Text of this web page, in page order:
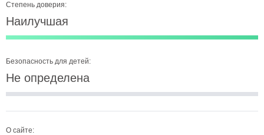
Степень доверия:
Наилучшая
Безопасность для детей:
Не определена
О сайте: